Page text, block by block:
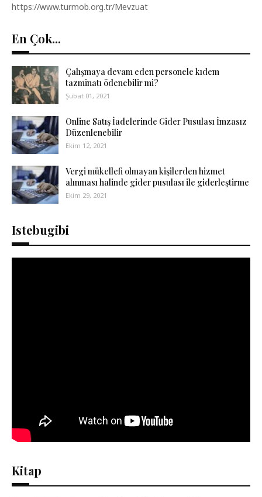
https://www.turmob.org.tr/Mevzuat
En Çok...
Çalışmaya devam eden personele kıdem
tazminatı ödenebilir mi?
Şubat 01, 2021
Online Satış İadelerinde Gider Pusulası İmzasız
Düzenlenebilir
Ekim 12, 2021
Vergi mükellefi olmayan kişilerden hizmet
alınması halinde gider pusulası ile giderleştirme
Ekim 29, 2021
Istebugibi
Kitap